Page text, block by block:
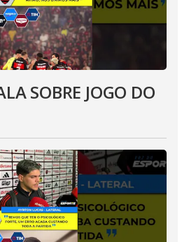
SOBRE JOGO DO